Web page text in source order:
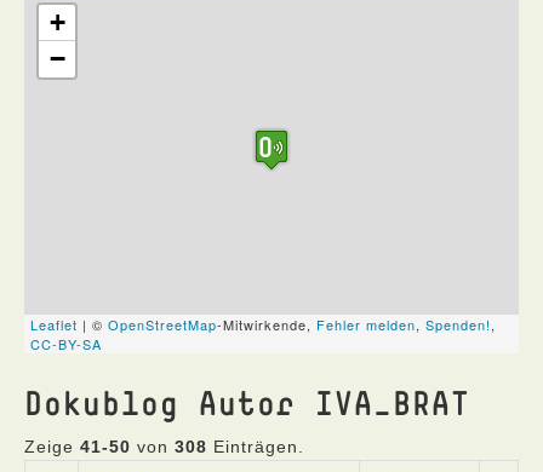
Dokublog Autor IVA_BRAT
Zeige 41-50 von 308 Einträgen.